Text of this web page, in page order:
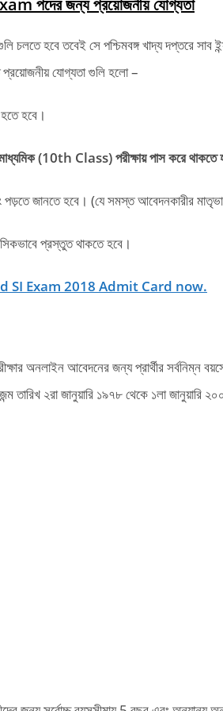
পদের জন্য প্রয়োজনীয় যোগ্যতা
হবে তবেই সে পশ্চিমবঙ্গ খাদ্য দপ্তরে সাব
প্রয়োজনীয় যোগ্যতা গুলি হলো –
হবে।
(10th Class) পরীক্ষায় পাস করে থাকতে
জানতে হবে। (যে সমস্ত আবেদনকারীর
প্রস্তুত থাকতে হবে।
SI Exam 2018 Admit Card now.
অনলাইন আবেদনের জন্য প্রার্থীর সর্বনিম্ন
তারিখ ২রা জানুয়ারি ১৯৭৮ থেকে ১লা জানুয়ারি